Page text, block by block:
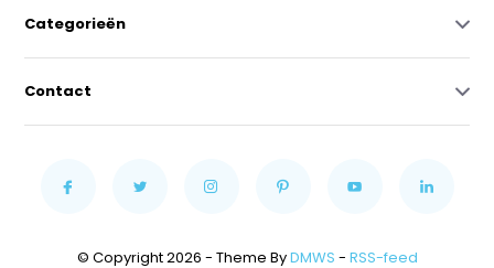
Categorieën
Contact
© Copyright 2026 - Theme ByDMWS - RSS-feed